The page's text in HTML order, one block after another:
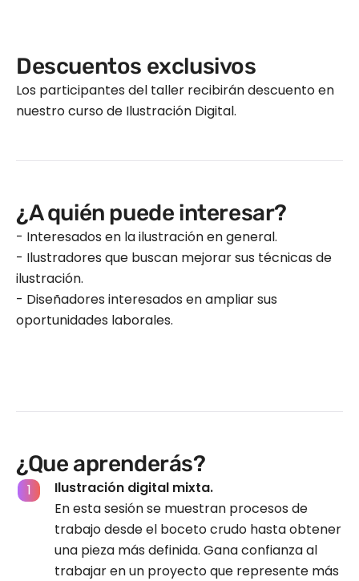
Descuentos exclusivos
Los participantes del taller recibirán descuento en
nuestro curso de Ilustración Digital.
¿A quién puede interesar?
- Interesados en la ilustración en general.
- Ilustradores que buscan mejorar sus técnicas de
ilustración.
- Diseñadores interesados en ampliar sus
oportunidades laborales.
¿Que aprenderás?
Ilustración digital mixta.
En esta sesión se muestran procesos de
trabajo desde el boceto crudo hasta obtener
una pieza más definida. Gana confianza al
trabajar en un proyecto que represente más